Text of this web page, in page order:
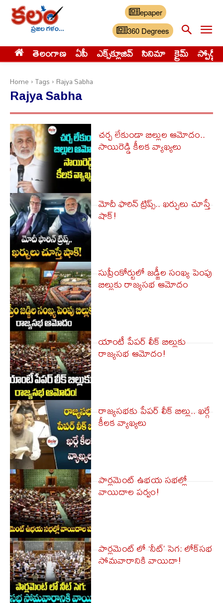
epaper
360 Degrees
తెలంగాణ ఏపీ ఎక్స్‌క్లూజివ్‌ సినిమా క్రైమ్ స్పోర్ట్స్
Home Tags Rajya Sabha
Rajya Sabha
చ‌ర్చ లేకుండా బిల్లుల ఆమోదం..
సాయిరెడ్డి కీల‌క వ్యాఖ్య‌లు
మోదీ ఫారిన్ ట్రిప్స్‌.. ఖ‌ర్చులు చూస్తే
షాక్‌!
సుప్రీంకోర్టులో జడ్జీల సంఖ్య పెంపు
బిల్లుకు రాజ్యసభ ఆమోదం
యాంటీ పేపర్ లీక్​ బిల్లుకు
రాజ్యసభ ఆమోదం!
రాజ్య‌స‌భ‌కు పేప‌ర్ లీక్ బిల్లు.. ఖ‌ర్గే
కీల‌క వ్యాఖ్య‌లు
పార్ల‌మెంట్ ఉభ‌య స‌భ‌ల్లో
వాయిదాల ప‌ర్వం!
పార్లమెంట్ లో ‘నీట్’ సెగ: లోక్‌సభ
సోమవారానికి వాయిదా!